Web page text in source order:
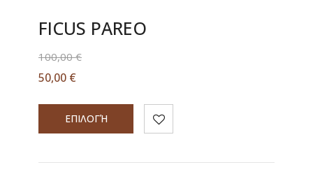
FICUS PAREO
100,00€
50,00 €
ΕΠΙΛΟΓΉ